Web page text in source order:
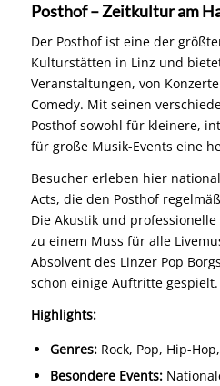
Posthof – Zeitkultur am
Der Posthof ist eine der
Kulturstätten in Linz und
Veranstaltungen, von
Comedy. Mit seinen
Posthof sowohl für kleinere,
für große Musik-Events eine
Besucher erleben hier
Acts, die den Posthof
Die Akustik und
zu einem Muss für alle
Absolvent des Linzer Pop
schon einige Auftritte gespielt.
Highlights:
Genres:Rock, Pop, Hip-
Besondere Events: